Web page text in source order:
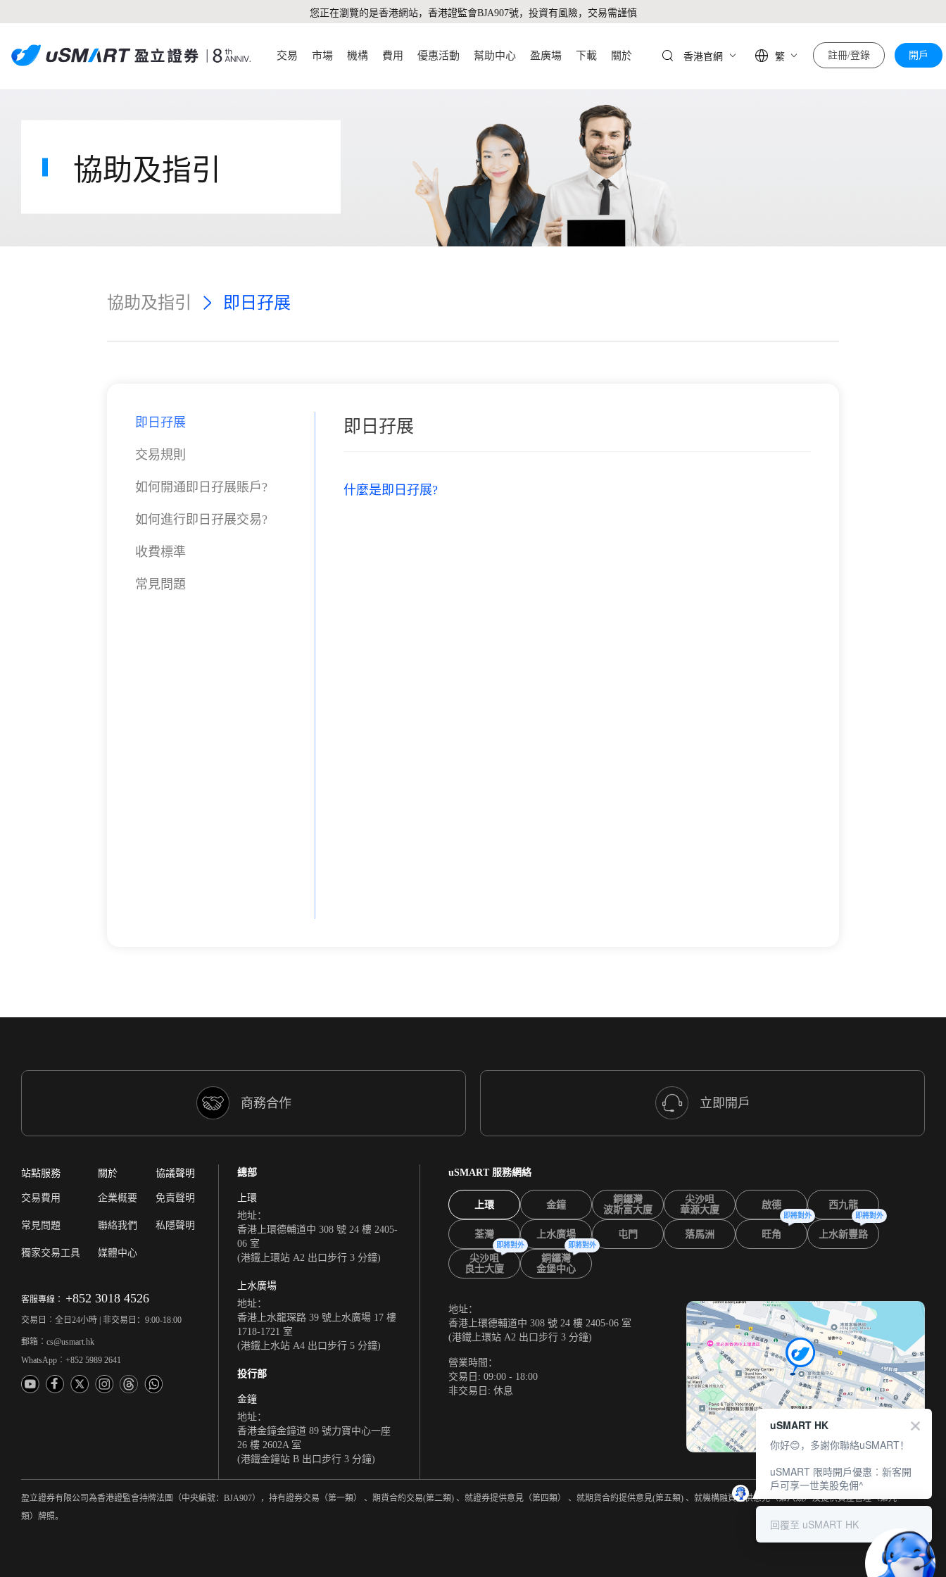
您正在瀏覽的是香港網站，香港證監會BJA907號，投資有風險，交易需謹慎
交易 市場 機構 費用 優惠活動 幫助中心 盈廣場 下載 關於 香港官網 繁 註冊/登錄 開戶
協助及指引
協助及指引 即日孖展
即日孖展
交易規則
如何開通即日孖展賬戶?
如何進行即日孖展交易?
收費標準
常見問題
即日孖展
什麼是即日孖展?
商務合作 立即開戶
站點服務
交易費用
常見問題
獨家交易工具
關於
企業概要
聯絡我們
媒體中心
協議聲明
免責聲明
私隱聲明
客服專線︰ +852 3018 4526
交易日︰全日24小時 | 非交易日：9:00-18:00
郵箱︰cs@usmart.hk
WhatsApp︰+852 5989 2641
總部
上環
地址：
香港上環德輔道中 308 號 24 樓 2405-
06 室
(港鐵上環站 A2 出口步行 3 分鐘)
上水廣場
地址：
香港上水龍琛路 39 號上水廣場 17 樓
1718-1721 室
(港鐵上水站 A4 出口步行 5 分鐘)
投行部
金鐘
地址：
香港金鐘金鐘道 89 號力寶中心一座
26 樓 2602A 室
(港鐵金鐘站 B 出口步行 3 分鐘)
uSMART 服務網絡
上環 金鐘
銅鑼灣
波斯富大廈
尖沙咀
華源大廈
啟德 西九龍
荃灣 上水廣場 屯門 落馬洲 旺角
即將對外
上水新豐路
即將對外
尖沙咀
良士大廈
即將對外
銅鑼灣
金堡中心
即將對外
地址：
香港上環德輔道中 308 號 24 樓 2405-06 室
(港鐵上環站 A2 出口步行 3 分鐘)
營業時間：
交易日: 09:00 - 18:00
非交易日: 休息
盈立證券有限公司為香港證監會持牌法團（中央編號：BJA907），持有證券交易（第一類） 、期貨合約交易(第二類) 、就證券提供意見（第四類） 、就期貨合約提供意見(第五類) 、就機構融資提供意見（第六類）及提供資產管理（第九
類）牌照。
uSMART HK
你好😊，多謝你聯絡uSMART！
uSMART 限時開戶優惠︰新客開
戶可享一世美股免佣^
回覆至 uSMART HK